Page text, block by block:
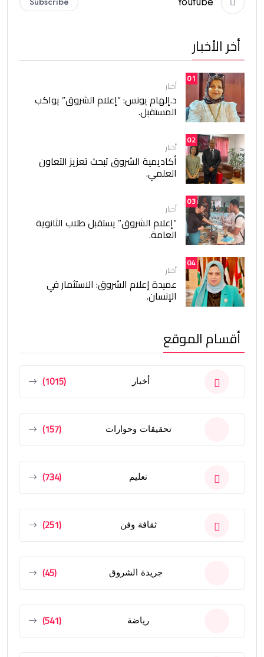
أخر الأخبار
01
أخبار
د.إلهام يونس: “إعلام الشروق” يواكب
المستقبل.
02
أخبار
أكاديمية الشروق تبحث تعزيز التعاون
العلمي.
03
أخبار
“إعلام الشروق” يستقبل طلاب الثانوية
العامة.
04
أخبار
عميدة إعلام الشروق: الاستثمار في
الإنسان.
أقسام الموقع
أخبار (1015)
تحقيقات وحوارات (157)
تعليم (734)
ثقافة وفن (251)
جريدة الشروق (45)
رياضة (541)